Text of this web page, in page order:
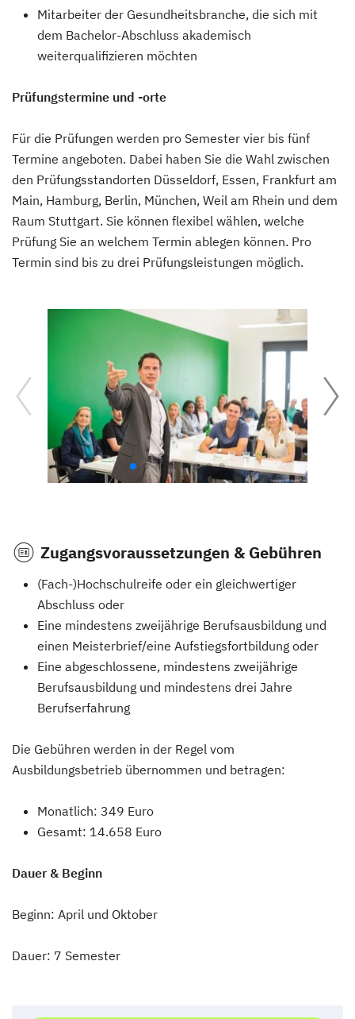
Mitarbeiter der Gesundheitsbranche, die sich mit
dem Bachelor-Abschluss akademisch
weiterqualifizieren möchten
Prüfungstermine und -orte
Für die Prüfungen werden pro Semester vier bis fünf
Termine angeboten. Dabei haben Sie die Wahl zwischen
den Prüfungsstandorten Düsseldorf, Essen, Frankfurt am
Main, Hamburg, Berlin, München, Weil am Rhein und dem
Raum Stuttgart. Sie können flexibel wählen, welche
Prüfung Sie an welchem Termin ablegen können. Pro
Termin sind bis zu drei Prüfungsleistungen möglich.
Zugangsvoraussetzungen & Gebühren
(Fach-)Hochschulreife oder ein gleichwertiger
Abschluss oder
Eine mindestens zweijährige Berufsausbildung und
einen Meisterbrief/eine Aufstiegsfortbildung oder
Eine abgeschlossene, mindestens zweijährige
Berufsausbildung und mindestens drei Jahre
Berufserfahrung
Die Gebühren werden in der Regel vom
Ausbildungsbetrieb übernommen und betragen:
Monatlich: 349 Euro
Gesamt: 14.658 Euro
Dauer & Beginn
Beginn: April und Oktober
Dauer: 7 Semester